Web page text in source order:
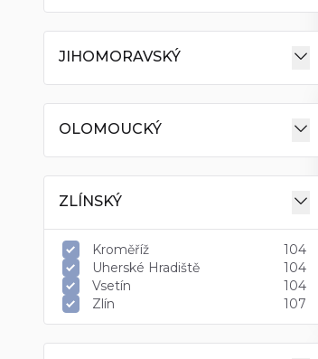
JIHOMORAVSKÝ
OLOMOUCKÝ
ZLÍNSKÝ
Kroměříž
104
Uherské Hradiště
104
Vsetín
104
Zlín
107